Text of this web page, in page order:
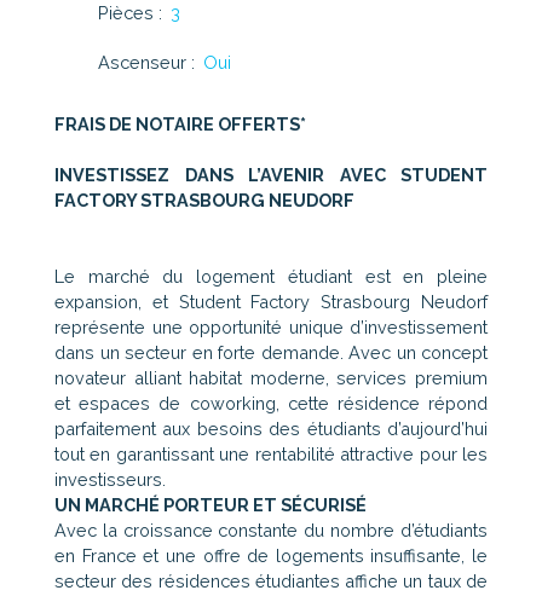
Pièces : 3
Ascenseur : Oui
FRAIS DE NOTAIRE OFFERTS*
INVESTISSEZ DANS L’AVENIR AVEC STUDENT
FACTORY STRASBOURG NEUDORF
Le marché du logement étudiant est en pleine
expansion, et Student Factory Strasbourg Neudorf
représente une opportunité unique d’investissement
dans un secteur en forte demande. Avec un concept
novateur alliant habitat moderne, services premium
et espaces de coworking, cette résidence répond
parfaitement aux besoins des étudiants d’aujourd’hui
tout en garantissant une rentabilité attractive pour les
investisseurs.
UN MARCHÉ PORTEUR ET SÉCURISÉ
Avec la croissance constante du nombre d’étudiants
en France et une offre de logements insuffisante, le
secteur des résidences étudiantes affiche un taux de